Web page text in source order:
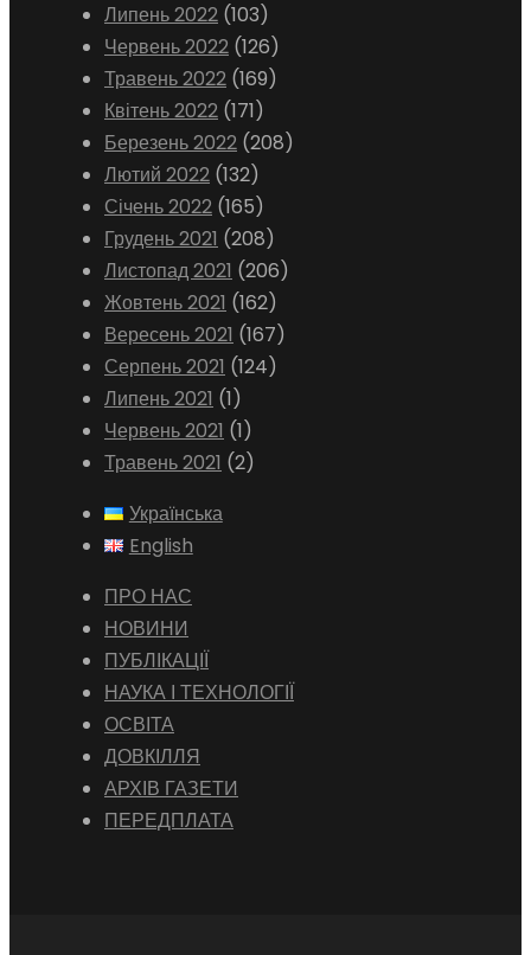
Липень 2022 (103)
Червень 2022 (126)
Травень 2022 (169)
Квітень 2022 (171)
Березень 2022 (208)
Лютий 2022 (132)
Січень 2022 (165)
Грудень 2021 (208)
Листопад 2021 (206)
Жовтень 2021 (162)
Вересень 2021 (167)
Серпень 2021 (124)
Липень 2021 (1)
Червень 2021 (1)
Травень 2021 (2)
Українська
English
ПРО НАС
НОВИНИ
ПУБЛІКАЦІЇ
НАУКА І ТЕХНОЛОГІЇ
ОСВІТА
ДОВКІЛЛЯ
АРХІВ ГАЗЕТИ
ПЕРЕДПЛАТА